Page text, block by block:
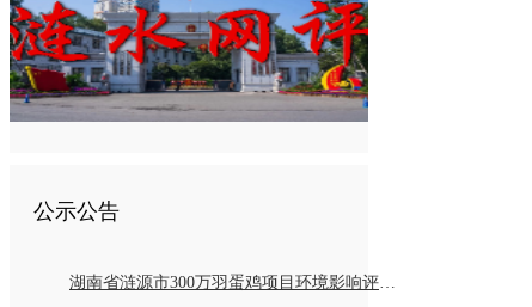
公示公告
湖南省涟源市300万羽蛋鸡项目环境影响评价报告书报批前公示